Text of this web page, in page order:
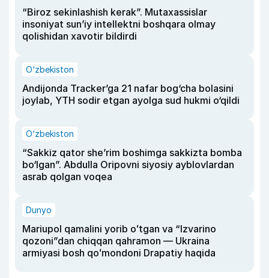
“Biroz sekinlashish kerak”. Mutaxassislar
insoniyat sun’iy intellektni boshqara olmay
qolishidan xavotir bildirdi
O‘zbekiston
Andijonda Tracker’ga 21 nafar bog‘cha bolasini
joylab, YTH sodir etgan ayolga sud hukmi o‘qildi
O‘zbekiston
“Sakkiz qator she’rim boshimga sakkizta bomba
bo‘lgan”. Abdulla Oripovni siyosiy ayblovlardan
asrab qolgan voqea
Dunyo
Mariupol qamalini yorib oʻtgan va “Izvarino
qozoni”dan chiqqan qahramon — Ukraina
armiyasi bosh qoʻmondoni Drapatiy haqida